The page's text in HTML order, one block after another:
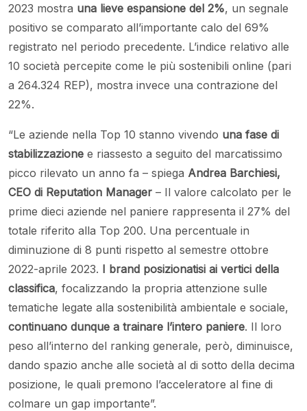
2023 mostra una lieve espansione del 2%, un segnale
positivo se comparato all’importante calo del 69%
registrato nel periodo precedente. L’indice relativo alle
10 società percepite come le più sostenibili online (pari
a 264.324 REP), mostra invece una contrazione del
22%.
“Le aziende nella Top 10 stanno vivendo una fase di
stabilizzazione e riassesto a seguito del marcatissimo
picco rilevato un anno fa – spiega Andrea Barchiesi,
CEO di Reputation Manager – Il valore calcolato per le
prime dieci aziende nel paniere rappresenta il 27% del
totale riferito alla Top 200. Una percentuale in
diminuzione di 8 punti rispetto al semestre ottobre
2022-aprile 2023. I brand posizionatisi ai vertici della
classifica, focalizzando la propria attenzione sulle
tematiche legate alla sostenibilità ambientale e sociale,
continuano dunque a trainare l’intero paniere. Il loro
peso all’interno del ranking generale, però, diminuisce,
dando spazio anche alle società al di sotto della decima
posizione, le quali premono l’acceleratore al fine di
colmare un gap importante”.